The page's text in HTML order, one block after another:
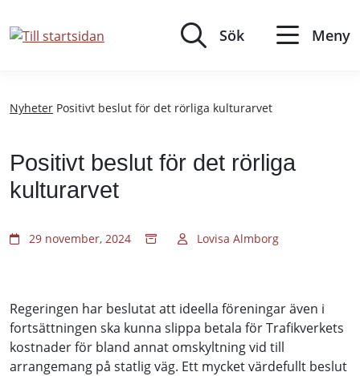
innehållet
Sök Meny
Nyheter Positivt beslut för det rörliga kulturarvet
Positivt beslut för det rörliga
kulturarvet
29 november, 2024 Lovisa Almborg
Regeringen har beslutat att ideella föreningar även i
fortsättningen ska kunna slippa betala för Trafikverkets
kostnader för bland annat omskyltning vid till
arrangemang på statlig väg. Ett mycket värdefullt beslut